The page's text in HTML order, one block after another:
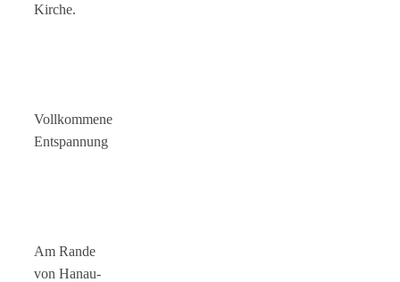
Kirche.
Vollkommene
Entspannung
Am Rande
von Hanau-